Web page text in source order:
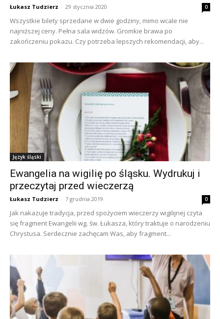
Łukasz Tudzierz - 29 stycznia 2020 0
Wszystkie bilety sprzedane w dwie godziny, mimo wcale nie
najniższej ceny. Pełna sala widzów. Gromkie brawa po
zakończeniu pokazu. Czy potrzeba lepszych rekomendacji, aby...
Język śląski
Ewangelia na wigilię po śląsku. Wydrukuj i
przeczytaj przed wieczerzą
Łukasz Tudzierz - 7 grudnia 2019 0
Jak nakazuje tradycja, przed spożyciem wieczerzy wigilijnej czyta
się fragment Ewangelii wg. św. Łukasza, który traktuje o narodzeniu
Chrystusa. Serdecznie zachęcam Was, aby fragment...